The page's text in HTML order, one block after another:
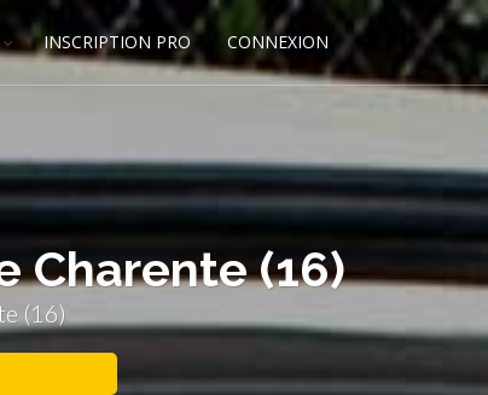
INSCRIPTION PRO CONNEXION
Charente (16)
(16)